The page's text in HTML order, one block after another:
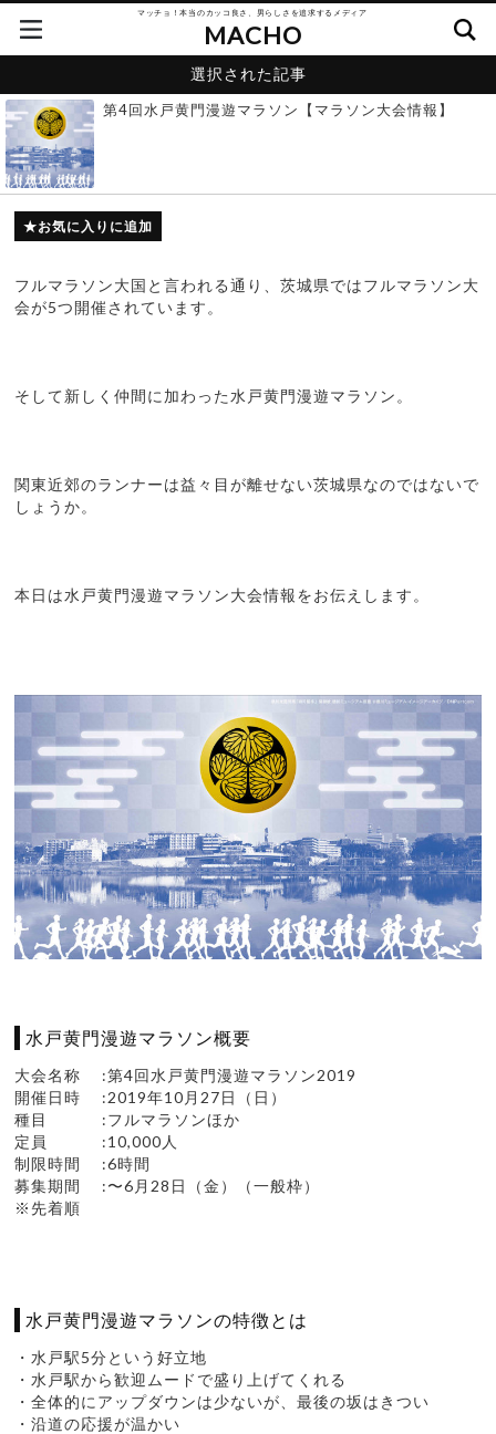
マッチョ！本当のカッコ良さ、男らしさを追求するメディア
MACHO
選択された記事
第4回水戸黄門漫遊マラソン【マラソン大会情報】
お気に入りに追加
フルマラソン大国と言われる通り、茨城県ではフルマラソン大
会が5つ開催されています。
そして新しく仲間に加わった水戸黄門漫遊マラソン。
関東近郊のランナーは益々目が離せない茨城県なのではないで
しょうか。
本日は水戸黄門漫遊マラソン大会情報をお伝えします。
水戸黄門漫遊マラソン概要
大会名称 :第4回水戸黄門漫遊マラソン2019
開催日時 :2019年10月27日（日）
種目 :フルマラソンほか
定員 :10,000人
制限時間 :6時間
募集期間 :〜6月28日（金）（一般枠）
※先着順
水戸黄門漫遊マラソンの特徴とは
・水戸駅5分という好立地
・水戸駅から歓迎ムードで盛り上げてくれる
・全体的にアップダウンは少ないが、最後の坂はきつい
・沿道の応援が温かい